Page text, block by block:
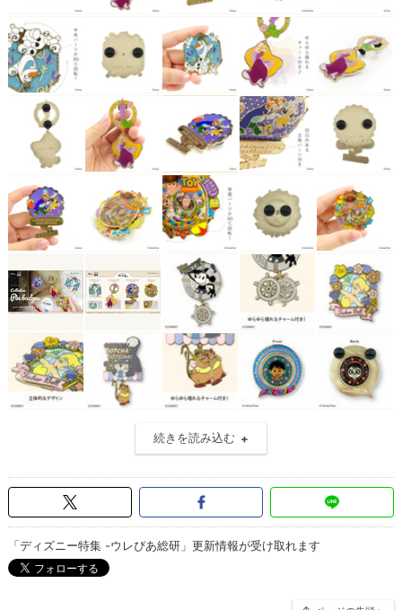
続きを読み込む
「ディズニー特集 -ウレぴあ総研」更新情報が受け取れます